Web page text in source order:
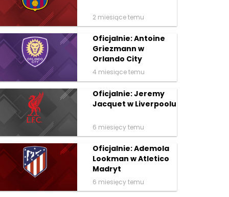
2 miesiące temu
Oficjalnie: Antoine
Griezmann w
Orlando City
4 miesiące temu
Oficjalnie: Jeremy
Jacquet w Liverpoolu
6 miesięcy temu
Oficjalnie: Ademola
Lookman w Atletico
Madryt
6 miesięcy temu